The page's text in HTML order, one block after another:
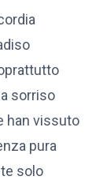
sorriso
han vissuto
pura
solo